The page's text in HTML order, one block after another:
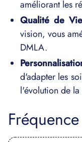
améliorant les
Qualité de
vision, vous
DMLA.
d'adapter les
l'évolution de la